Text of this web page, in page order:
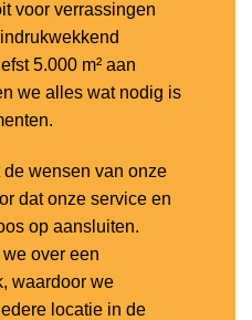
voor verrassingen
5.000 m² aan
we alles wat nodig is
wensen van onze
dat onze service en
op aansluiten.
over een
waardoor we
locatie in de